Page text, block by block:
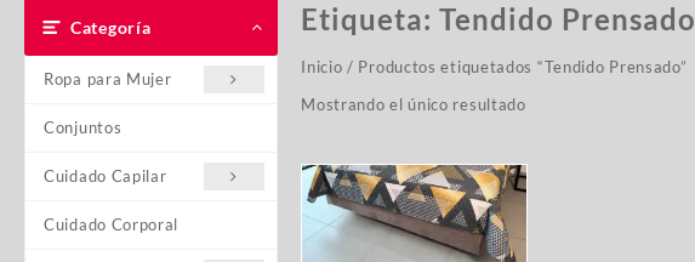
Categoría
Ropa para Mujer
Conjuntos
Cuidado Capilar
Cuidado Corporal
Etiqueta:Tendido Prensado
Inicio / Productos etiquetados “Tendido Prensado”
Mostrando el único resultado